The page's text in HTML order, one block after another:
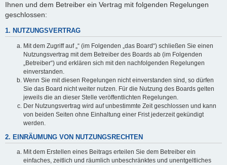
Ihnen und dem Betreiber ein Vertrag mit folgenden Regelungen
geschlossen:
1. NUTZUNGSVERTRAG
Mit dem Zugriff auf „“ (im Folgenden „das Board“) schließen Sie einen
Nutzungsvertrag mit dem Betreiber des Boards ab (im Folgenden
„Betreiber“) und erklären sich mit den nachfolgenden Regelungen
einverstanden.
Wenn Sie mit diesen Regelungen nicht einverstanden sind, so dürfen
Sie das Board nicht weiter nutzen. Für die Nutzung des Boards gelten
jeweils die an dieser Stelle veröffentlichten Regelungen.
Der Nutzungsvertrag wird auf unbestimmte Zeit geschlossen und kann
von beiden Seiten ohne Einhaltung einer Frist jederzeit gekündigt
werden.
2. EINRÄUMUNG VON NUTZUNGSRECHTEN
Mit dem Erstellen eines Beitrags erteilen Sie dem Betreiber ein
einfaches, zeitlich und räumlich unbeschränktes und unentgeltliches